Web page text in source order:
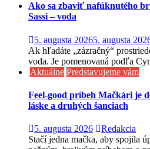
Ako sa zbaviť nafúknutého
Sassi – voda
5. augusta 20265. augusta
Ak hľadáte „zázračný“
voda. Je pomenovaná podľa
Aktuálne Predstavujeme vám
Feel-good príbeh Mačkári je
láske a druhých šanciach
5. augusta 2026
Redakcia
Stačí jedna mačka, aby spojila